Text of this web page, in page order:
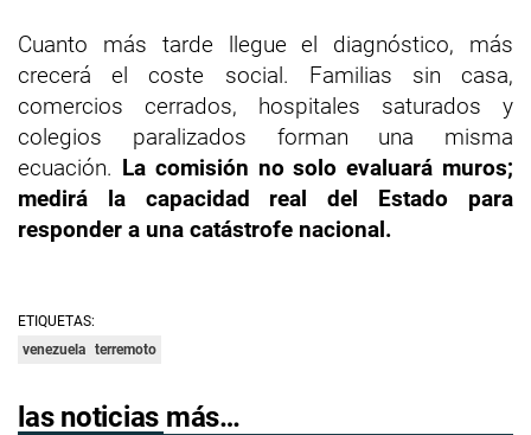
Cuanto más tarde llegue el diagnóstico, más
crecerá el coste social. Familias sin casa,
comercios cerrados, hospitales saturados y
colegios paralizados forman una misma
ecuación. La comisión no solo evaluará muros;
medirá la capacidad real del Estado para
responder a una catástrofe nacional.
ETIQUETAS:
venezuela terremoto
las noticias más…